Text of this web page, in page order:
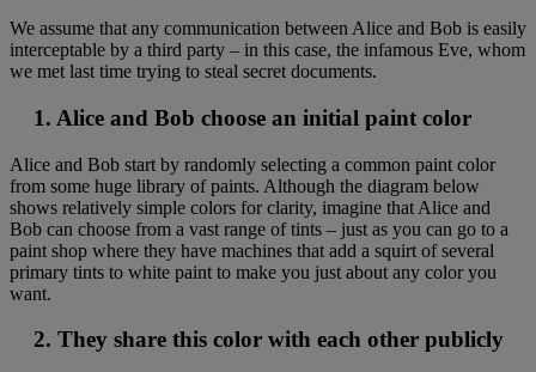
We assume that any communication between Alice and Bob is easily
interceptable by a third party – in this case, the infamous Eve, whom
we met last time trying to steal secret documents.
1. Alice and Bob choose an initial paint color
Alice and Bob start by randomly selecting a common paint color
from some huge library of paints. Although the diagram below
shows relatively simple colors for clarity, imagine that Alice and
Bob can choose from a vast range of tints – just as you can go to a
paint shop where they have machines that add a squirt of several
primary tints to white paint to make you just about any color you
want.
2. They share this color with each other publicly